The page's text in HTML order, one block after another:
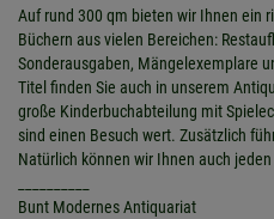
Auf rund 300 qm bieten wir Ihnen ein
Büchern aus vielen Bereichen:
Sonderausgaben, Mängelexemplare
Titel finden Sie auch in unserem
große Kinderbuchabteilung mit
sind einen Besuch wert. Zusätzlich
Natürlich können wir Ihnen auch
Bunt Modernes Antiquariat